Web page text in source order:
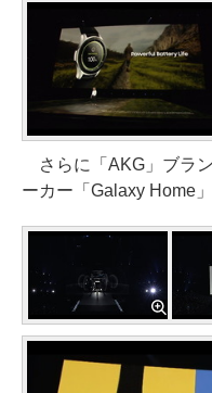
さらに「AKG」ブラ
ーカー「Galaxy Home